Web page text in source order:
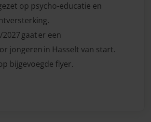
op psycho-educatie en
gaat er een
jongeren in Hasselt van start.
bijgevoegde flyer.